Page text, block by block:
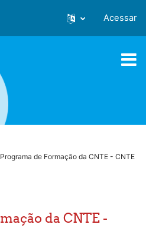
Acessar
Programa de Formação da CNTE - CNTE
da CNTE -